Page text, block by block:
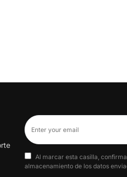
Al marcar esta casilla,
almacenamiento de los datos